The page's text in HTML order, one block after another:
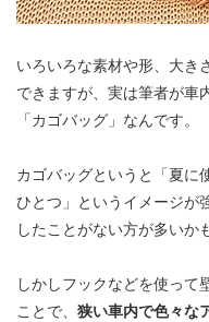
いろいろな素材や形、大き
できますが、実は筆者が車
「カゴバッグ」なんです。
カゴバッグというと「夏に
ひとつ」というイメージが
したことがない方が多いか
しかしフックなどを使って
ことで、 狭い車内で色々な